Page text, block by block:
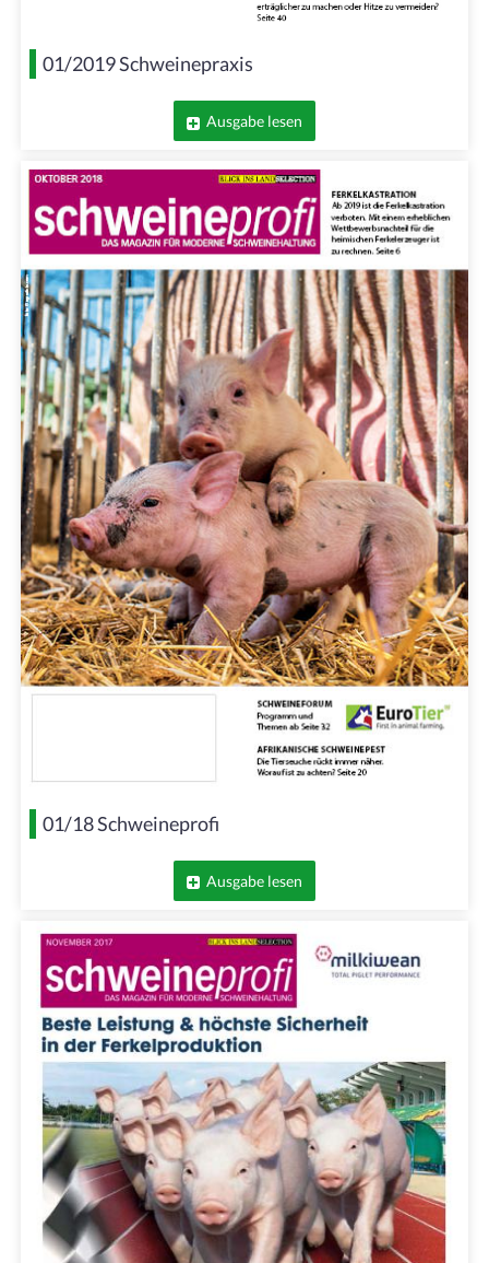
01/2019 Schweinepraxis
Ausgabe lesen
01/18 Schweineprofi
Ausgabe lesen